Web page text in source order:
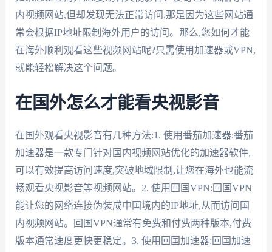
内视频网站,但却发现无法正常访问,那是因为这些网站通
常会根据IP地址限制海外用户的访问。那么,您如何才能
在海外顺利观看这些视频网站呢?只需使用加速器或VPN,
就能轻松解决这个问题。
在国外怎么才能看央视影音
在国外观看央视影音有几种方法:1. 使用番茄加速器:番茄
加速器是一款专门针对国内视频网站优化的加速器软件,
可以有效提高访问速度,突破地域限制,让您在海外也能流
畅观看央视影音等视频网站。2. 使用回国VPN:回国VPN
能让您的网络连接伪装成中国境内的IP地址,从而访问国
内视频网站。回国VPN通常有免费和付费两种版本,付费
版本通常速度更快更稳定。3. 使用回国加速器:回国加速